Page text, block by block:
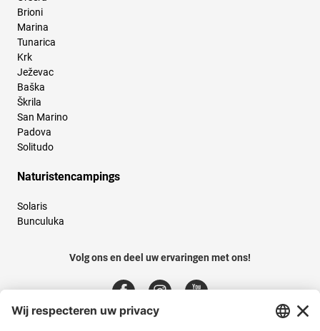
Brioni
Marina
Tunarica
Krk
Ježevac
Baška
Škrila
San Marino
Padova
Solitudo
Naturistencampings
Solaris
Bunculuka
Volg ons en deel uw ervaringen met ons!